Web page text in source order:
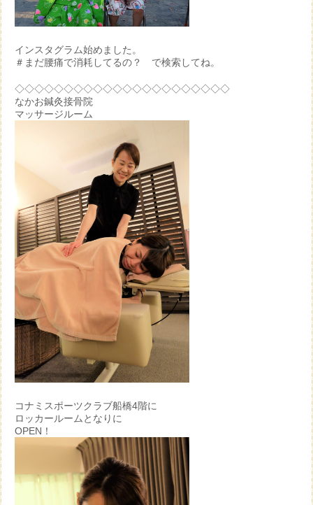
インスタグラム始めました。
＃まだ腰痛で消耗してるの？ で検索してね。
◇◇◇◇◇◇◇◇◇◇◇◇◇◇◇◇◇◇◇◇◇◇
なかお鍼灸接骨院
マッサージルーム
コナミスポーツクラブ船橋4階に
ロッカールームとなりに
OPEN！